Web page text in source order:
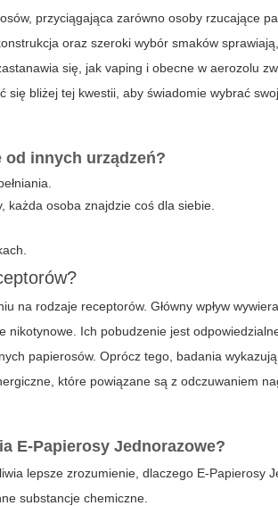
przyciągająca zarówno osoby rzucające
oraz szeroki wybór smaków
się, jak vaping i obecne w aerozolu
się bliżej tej kwestii, aby świadomie wybrać
od innych urządzeń?
osoba znajdzie coś dla siebie.
na rodzaje receptorów. Główny wpływ
nikotynowe. Ich pobudzenie jest
papierosów. Oprócz tego, badania
które powiązane są z odczuwaniem
E-Papierosy Jednorazowe?
lepsze zrozumienie, dlaczego E-Papierosy
substancje chemiczne.